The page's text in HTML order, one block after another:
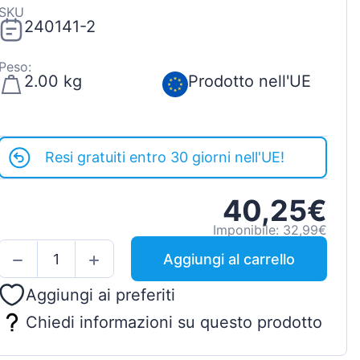
240141-2
2.00 kg Prodotto nell'UE
Resi gratuiti entro 30 giorni nell'UE!
40,25€
Imponibile: 32,99€
Aggiungi al carrello
Aggiungi ai preferiti
Chiedi informazioni su questo prodotto